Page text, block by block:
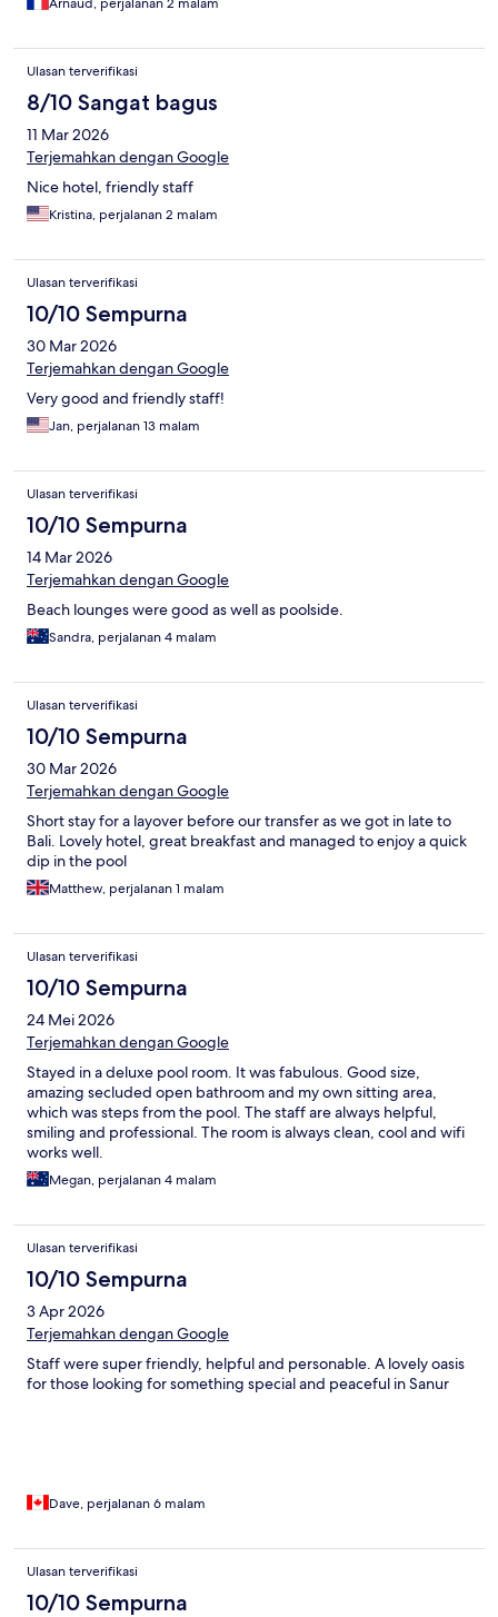
Ulasan terverifikasi
8/10 Sangat bagus
11 Mar 2026
Terjemahkan dengan Google
Nice hotel, friendly staff
Kristina, perjalanan 2 malam
Ulasan terverifikasi
10/10 Sempurna
30 Mar 2026
Terjemahkan dengan Google
Very good and friendly staff!
Jan, perjalanan 13 malam
Ulasan terverifikasi
10/10 Sempurna
14 Mar 2026
Terjemahkan dengan Google
Beach lounges were good as well as poolside.
Sandra, perjalanan 4 malam
Ulasan terverifikasi
10/10 Sempurna
30 Mar 2026
Terjemahkan dengan Google
Short stay for a layover before our transfer as we got in late to
Bali. Lovely hotel, great breakfast and managed to enjoy a quick
dip in the pool
Matthew, perjalanan 1 malam
Ulasan terverifikasi
10/10 Sempurna
24 Mei 2026
Terjemahkan dengan Google
Stayed in a deluxe pool room. It was fabulous. Good size,
amazing secluded open bathroom and my own sitting area,
which was steps from the pool. The staff are always helpful,
smiling and professional. The room is always clean, cool and wifi
works well.
Megan, perjalanan 4 malam
Ulasan terverifikasi
10/10 Sempurna
3 Apr 2026
Terjemahkan dengan Google
Staff were super friendly, helpful and personable. A lovely oasis
for those looking for something special and peaceful in Sanur
Dave, perjalanan 6 malam
Ulasan terverifikasi
10/10 Sempurna